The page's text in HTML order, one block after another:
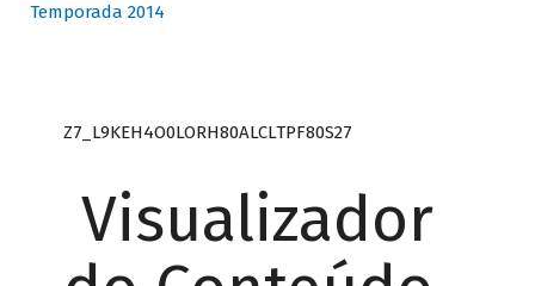
Temporada 2014
Z7_L9KEH4O0LORH80ALCLTPF80S27
Visualizador